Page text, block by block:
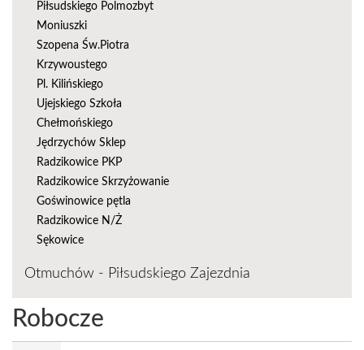
Piłsudskiego Polmozbyt
Moniuszki
Szopena Św.Piotra
Krzywoustego
Pl. Kilińskiego
Ujejskiego Szkoła
Chełmońskiego
Jędrzychów Sklep
Radzikowice PKP
Radzikowice Skrzyżowanie
Goświnowice pętla
Radzikowice N/Ż
Sękowice
Otmuchów - Piłsudskiego Zajezdnia
Robocze